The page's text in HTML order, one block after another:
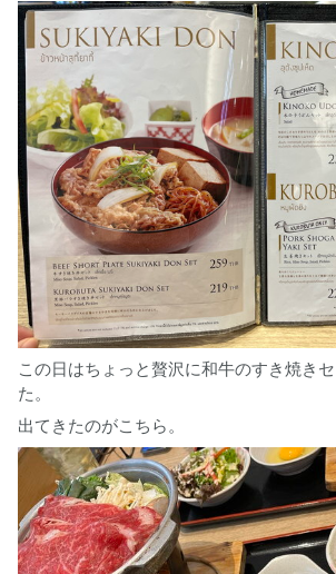
この日はちょっと贅沢に和牛のすき焼き
た。
出てきたのがこちら。